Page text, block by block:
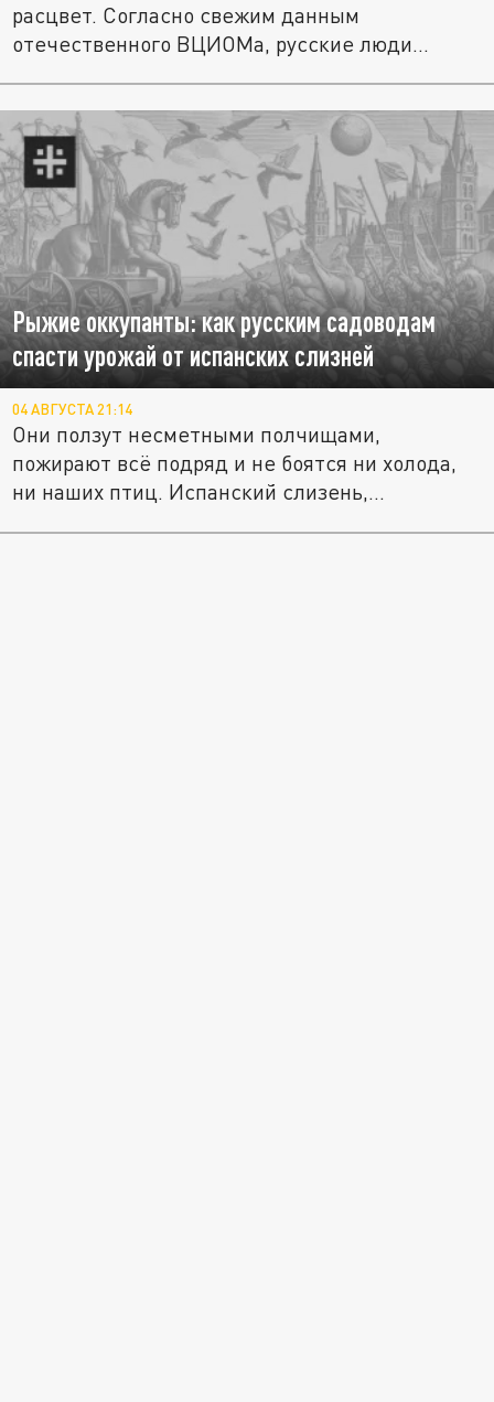
расцвет. Согласно свежим данным
отечественного ВЦИОМа, русские люди...
Рыжие оккупанты: как русским садоводам
спасти урожай от испанских слизней
04 АВГУСТА 21:14
Они ползут несметными полчищами,
пожирают всё подряд и не боятся ни холода,
ни наших птиц. Испанский слизень,...